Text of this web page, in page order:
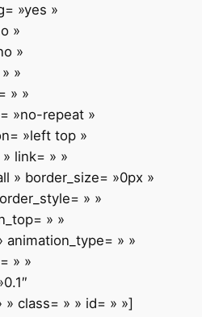
»yes »
»
»
»
» »
»no-repeat »
»left top »
link= » »
» border_size= »0px »
» »
» »
animation_type= » »
» »
class= » » id= » »]